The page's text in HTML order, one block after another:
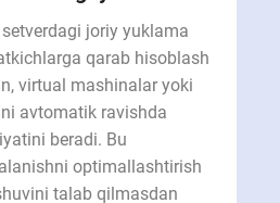
joriy yuklama
qarab hisoblash
virtual mashinalar yoki
avtomatik ravishda
beradi. Bu
optimallashtirish
talab qilmasdan